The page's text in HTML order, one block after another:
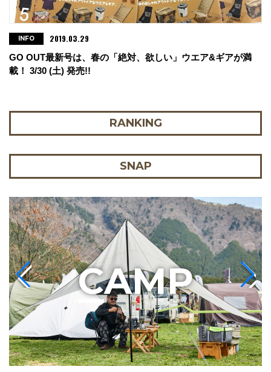
GO OUT最新号は、春の「絶対、欲しい」ウエア&ギアが満
載！ 3/30 (土) 発売!!
INFO 2019.03.29
RANKING
SNAP
CAMP